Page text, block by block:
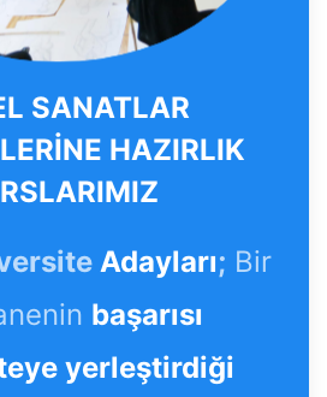
SANATLAR
HAZIRLIK
Adayları; Bir
başarısı
yerleştirdiği